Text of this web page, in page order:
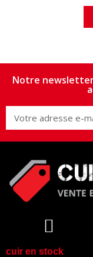
Notre
cuir en stock